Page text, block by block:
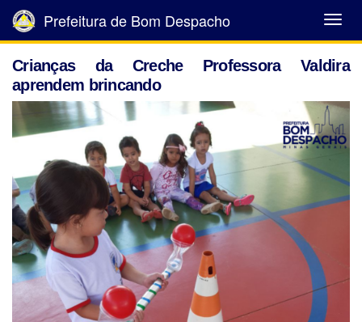
Abrir
Menu
Prefeitura de Bom Despacho
Crianças da Creche Professora Valdira
aprendem brincando